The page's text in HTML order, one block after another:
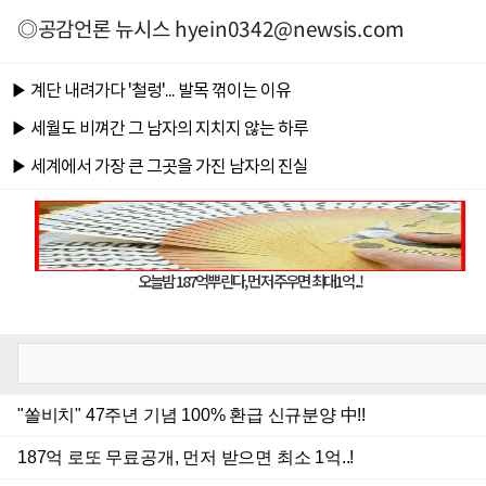
◎공감언론 뉴시스hyein0342@newsis.com